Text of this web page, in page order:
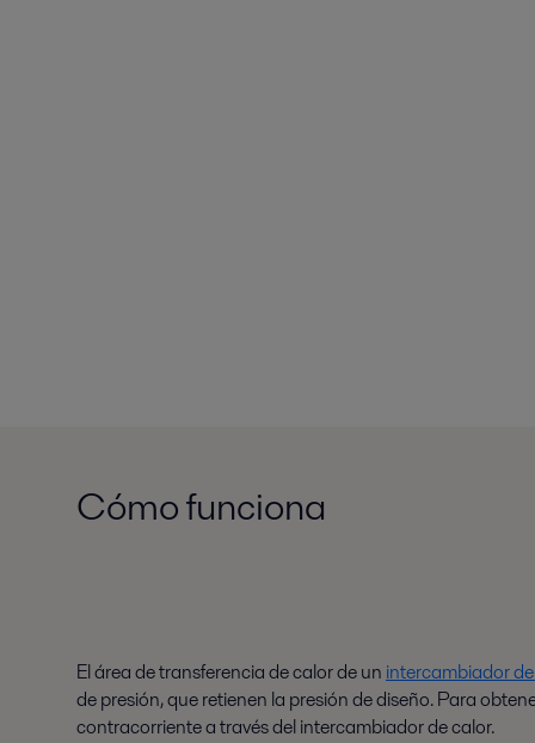
Cómo funciona
El área de transferencia de calor de un intercambiador
de presión, que retienen la presión de diseño. Para
contracorriente a través del intercambiador de calor.